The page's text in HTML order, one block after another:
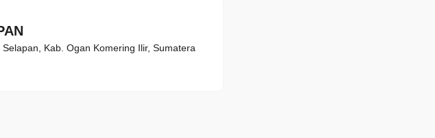
Kab. Ogan Komering Ilir, Sumatera